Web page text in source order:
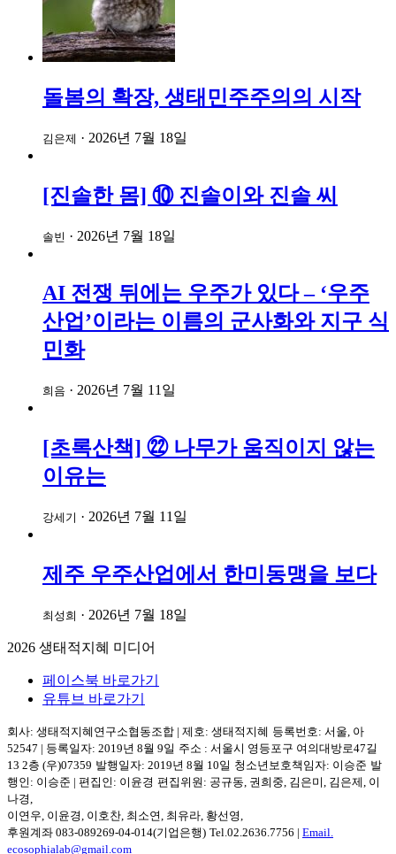
돌봄의 확장, 생태민주주의의 시작
김은제 · 2026년 7월 18일
[진솔한 몸] ⑩ 진솔이와 진솔 씨
솔빈 · 2026년 7월 18일
AI 전쟁 뒤에는 우주가 있다 – ‘우주
산업’이라는 이름의 군사화와 지구 식
민화
희음 · 2026년 7월 11일
[초록산책] ㉒ 나무가 움직이지 않는
이유는
강세기 · 2026년 7월 11일
제주 우주산업에서 한미동맹을 보다
최성희 · 2026년 7월 18일
2026 생태적지혜 미디어
페이스북 바로가기
유튜브 바로가기
회사: 생태적지혜연구소협동조합 | 제호: 생태적지혜 등록번호: 서울, 아
52547 | 등록일자: 2019년 8월 9일 주소 : 서울시 영등포구 여의대방로47길
13 2층 (우)07359 발행일자: 2019년 8월 10일 청소년보호책임자: 이승준 발
행인: 이승준 | 편집인: 이윤경 편집위원: 공규동, 권희중, 김은미, 김은제, 이
나경,
이연우, 이윤경, 이호찬, 최소연, 최유라, 황선영,
후원계좌 083-089269-04-014(기업은행) Tel.02.2636.7756 | Email.
ecosophialab@gmail.com